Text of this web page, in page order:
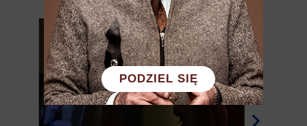
PODZIEL SIĘ